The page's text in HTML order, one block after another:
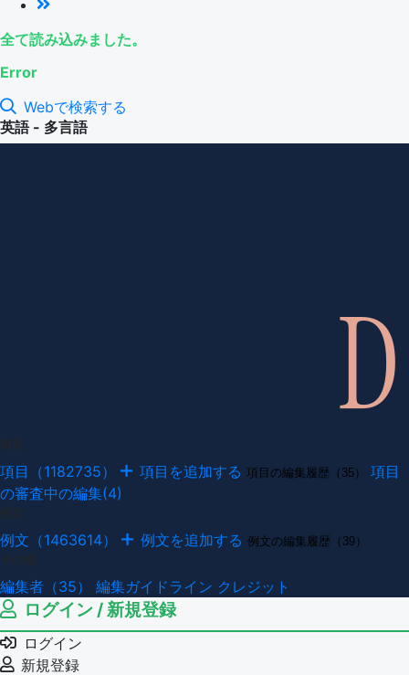
全て読み込みました。
Error
Webで検索する
英語 - 多言語
項目（1182735） 項目を追加する 項目の編集履歴（35）
項目
の審査中の編集(4)
例文（1463614） 例文を追加する 例文の編集履歴（39）
編集者（35） 編集ガイドライン クレジット
ログイン / 新規登録
ログイン
新規登録